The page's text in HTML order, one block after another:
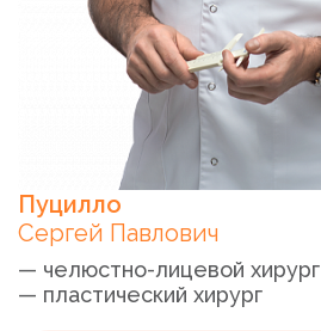
Пуцилло
Сергей Павлович
— челюстно-лицевой хирург
— пластический хирург